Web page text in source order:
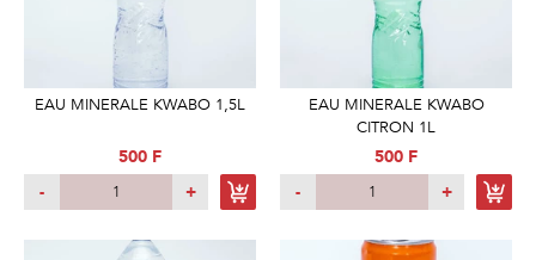
EAU MINERALE KWABO 1,5L
500 F
-
+
EAU MINERALE KWABO
CITRON 1L
500 F
-
+